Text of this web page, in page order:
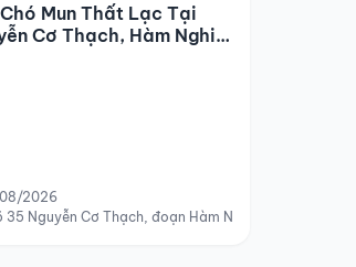
Hà Nội
Mun Thất Lạc Tại
Cơ Thạch, Hàm Nghi,
2026
35 Nguyễn Cơ Thạch, đoạn Hàm Nghi, Mỹ Đình